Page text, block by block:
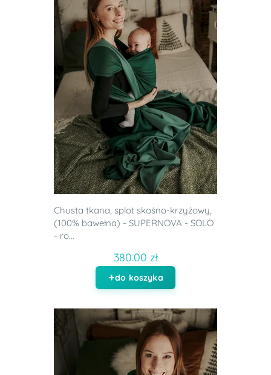
Chusta tkana, splot skośno-krzyżowy,
(100% bawełna) - SUPERNOVA - SOLO
- ro...
380.00 zł
do koszyka